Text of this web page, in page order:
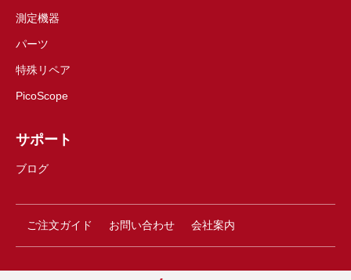
測定機器
パーツ
特殊リペア
PicoScope
サポート
ブログ
ご注文ガイド お問い合わせ 会社案内